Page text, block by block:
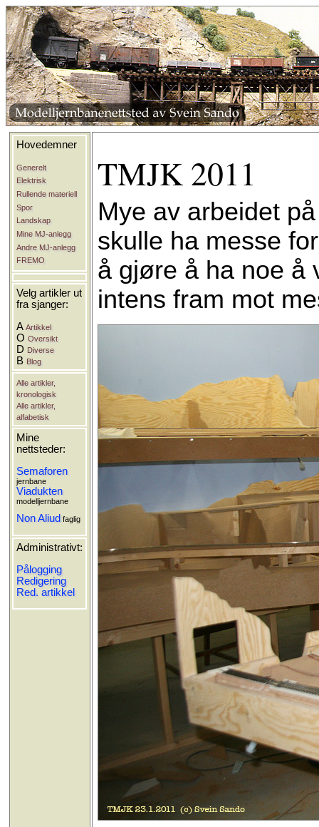
Hovedemner
Generelt
Elektrisk
Rullende materiell
Spor
Landskap
Mine MJ-anlegg
Andre MJ-anlegg
FREMO
Velg artikler ut
fra sjanger:
AArtikkel
OOversikt
D Diverse
B Blog
Alle artikler,
kronologisk
Alle artikler,
alfabetisk
Mine
nettsteder:
Semaforen
jernbane
Viadukten
modelljernbane
Non Aliud faglig
Administrativt:
Pålogging
Redigering
Red. artikkel
TMJK 2011
Mye av arbeidet
skulle ha messe
å gjøre å ha noe å
intens fram mot